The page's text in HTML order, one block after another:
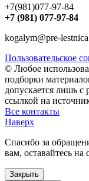
+7(981)077-97-84
+7 (981) 077-97-84
kogalym@pre-
Пользовательское
© Любое
подборки
допускается лишь с
ссылкой на
Все контакты
Наверх
Спасибо за
вам, оставайтесь на
Закрыть